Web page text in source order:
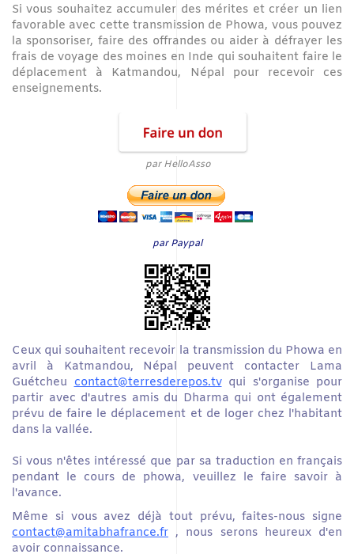
Si vous souhaitez accumuler des mérites et créer un lien
favorable avec cette transmission de Phowa, vous pouvez
la sponsoriser, faire des offrandes ou aider à défrayer les
frais de voyage des moines en Inde qui souhaitent faire le
déplacement à Katmandou, Népal pour recevoir ces
enseignements.
par HelloAsso
par Paypal
Ceux qui souhaitent recevoir la transmission du Phowa en
avril à Katmandou, Népal peuvent contacter Lama
Guétcheu contact@terresderepos.tvqui s'organise pour
partir avec d'autres amis du Dharma qui ont également
prévu de faire le déplacement et de loger chez l'habitant
dans la vallée.
Si vous n'êtes intéressé que par sa traduction en français
pendant le cours de phowa, veuillez le faire savoir à
l'avance.
Même si vous avez déjà tout prévu, faites-nous signe
contact@amitabhafrance.fr , nous serons heureux d'en
avoir connaissance.